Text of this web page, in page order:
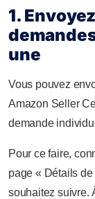
1.
une
Vous pouvez
Amazon Seller
demande
Pour ce faire,
page « Détails
souhaitez suivre.